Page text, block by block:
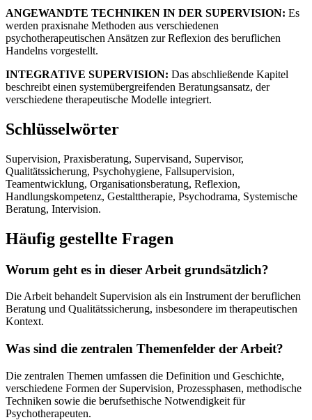
ANGEWANDTE TECHNIKEN IN DER SUPERVISION: Es
werden praxisnahe Methoden aus verschiedenen
psychotherapeutischen Ansätzen zur Reflexion des beruflichen
Handelns vorgestellt.
INTEGRATIVE SUPERVISION: Das abschließende Kapitel
beschreibt einen systemübergreifenden Beratungsansatz, der
verschiedene therapeutische Modelle integriert.
Schlüsselwörter
Supervision, Praxisberatung, Supervisand, Supervisor,
Qualitätssicherung, Psychohygiene, Fallsupervision,
Teamentwicklung, Organisationsberatung, Reflexion,
Handlungskompetenz, Gestalttherapie, Psychodrama, Systemische
Beratung, Intervision.
Häufig gestellte Fragen
Worum geht es in dieser Arbeit grundsätzlich?
Die Arbeit behandelt Supervision als ein Instrument der beruflichen
Beratung und Qualitätssicherung, insbesondere im therapeutischen
Kontext.
Was sind die zentralen Themenfelder der Arbeit?
Die zentralen Themen umfassen die Definition und Geschichte,
verschiedene Formen der Supervision, Prozessphasen, methodische
Techniken sowie die berufsethische Notwendigkeit für
Psychotherapeuten.